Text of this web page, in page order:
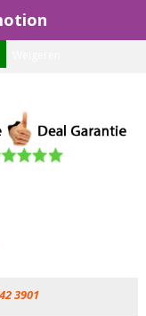
3901
maken wij gebruik van